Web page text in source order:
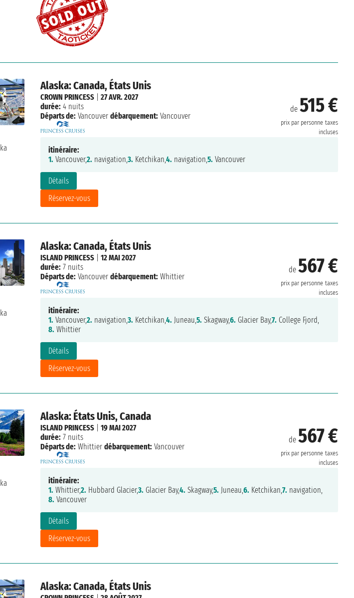
Alaska: Canada, États Unis
de 515 €
prix par personne taxes
incluses
Détails
Réservez-vous
CROWN PRINCESS| 27 AVR. 2027
durée: 4 nuits
Départs de: Vancouver débarquement: Vancouver
itinéraire:
1. Vancouver,2. navigation,3. Ketchikan,4. navigation,5. Vancouver
Alaska: Canada, États Unis
de 567 €
prix par personne taxes
incluses
Détails
Réservez-vous
ISLAND PRINCESS| 12 MAI 2027
durée: 7 nuits
Départs de: Vancouver débarquement: Whittier
itinéraire:
1. Vancouver,2. navigation,3. Ketchikan,4. Juneau,5. Skagway,6. Glacier Bay,7. College Fjord,
8. Whittier
Alaska: États Unis, Canada
de 567 €
prix par personne taxes
incluses
Détails
Réservez-vous
ISLAND PRINCESS| 19 MAI 2027
durée: 7 nuits
Départs de: Whittier débarquement: Vancouver
itinéraire:
1. Whittier,2. Hubbard Glacier,3. Glacier Bay,4. Skagway,5. Juneau,6. Ketchikan,7. navigation,
8. Vancouver
Alaska: Canada, États Unis